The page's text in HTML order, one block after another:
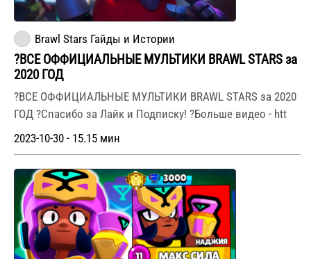
Brawl Stars Гайды и Истории
?ВСЕ ОФФИЦИАЛЬНЫЕ МУЛЬТИКИ BRAWL STARS за
2020 ГОД
?ВСЕ ОФФИЦИАЛЬНЫЕ МУЛЬТИКИ BRAWL STARS за 2020
ГОД ?Спасибо за Лайк и Подписку! ?Больше видео - htt
2023-10-30 - 15.15 мин